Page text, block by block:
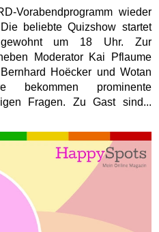
Vorabendprogramm wieder
beliebte Quizshow startet
um 18 Uhr. Zur
Moderator Kai Pflaume
Hoëcker und Wotan
bekommen prominente
Fragen. Zu Gast sind...